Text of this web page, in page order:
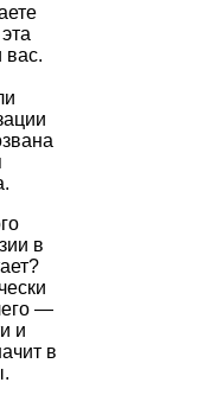
вас.
в
—
и
в